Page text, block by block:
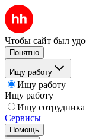
Чтобы сайт был
Понятно
Ищу работу
Ищу работу
Ищу работу
Ищу сотрудника
Сервисы
Помощь